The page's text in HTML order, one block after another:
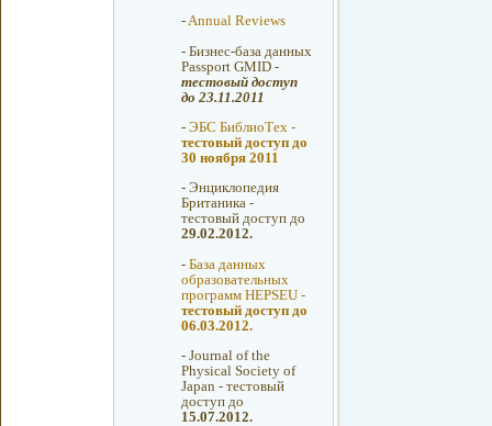
-Annual Reviews
- Бизнес-база данных
Passport GMID -
тестовый доступ
до 23.11.2011
- ЭБС БиблиоТех -
тестовый доступ до
30 ноября 2011
- Энциклопедия
Британика -
тестовый доступ до
29.02.2012.
- База данных
образовательных
программ HEPSEU -
тестовый доступ до
06.03.2012.
- Journal of the
Physical Society of
Japan - тестовый
доступ до
15.07.2012.